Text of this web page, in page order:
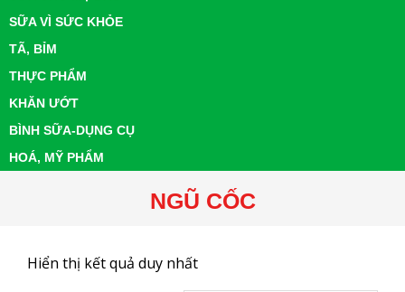
SỮA VÌ SỨC KHỎE
TÃ, BỈM
THỰC PHẨM
KHĂN ƯỚT
BÌNH SỮA-DỤNG CỤ
HOÁ, MỸ PHẨM
NGŨ CỐC
Hiển thị kết quả duy nhất